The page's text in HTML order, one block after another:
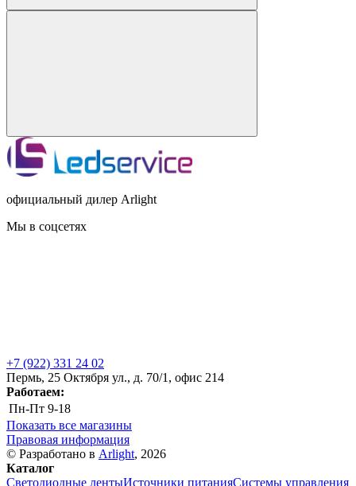
официальный дилер Arlight
Мы в соцсетях
+7 (922) 331 24 02
Пермь, 25 Октября ул., д. 70/1, офис 214
Работаем:
Пн-Пт 9-18
Показать все магазины
Правовая информация
© Разработано в Arlight, 2026
Каталог
Светодиодные лентыИсточники питанияСистемы управления